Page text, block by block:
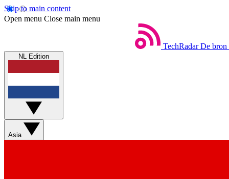
Skip to main content
Open menu Close main menu
TechRadar De bron
NL Edition
Asia